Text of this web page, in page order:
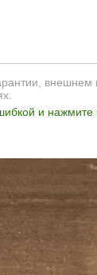
и нажмите